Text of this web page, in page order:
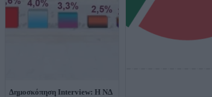
Δημοσκόπηση Interview: Η ΝΔ